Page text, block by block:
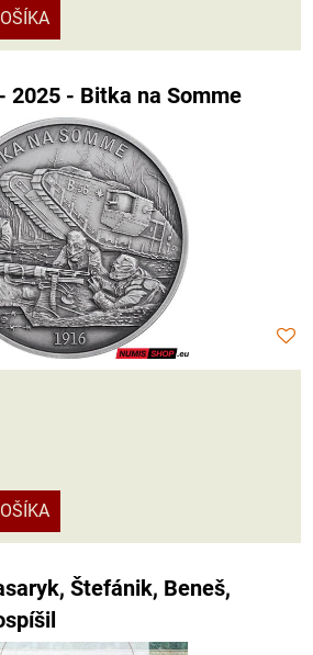
2025 - Bitka na Somme
Štefánik, Beneš,